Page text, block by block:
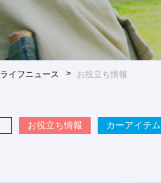
イフニュース お役立ち情報
お役立ち情報 カーアイテム